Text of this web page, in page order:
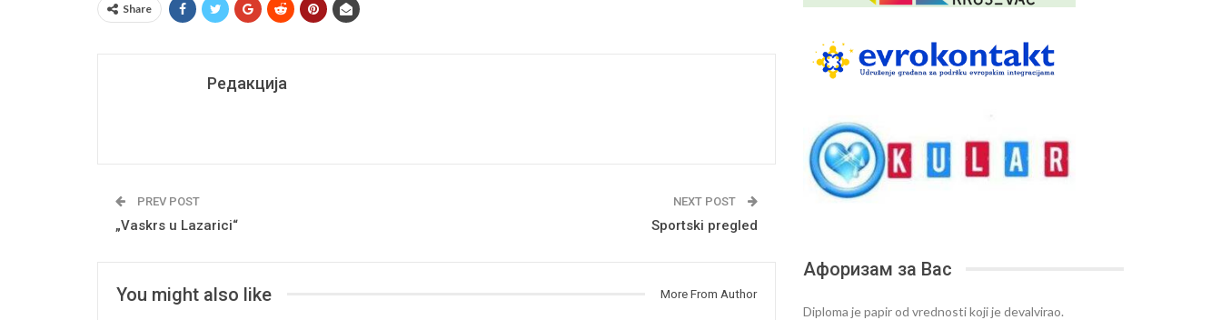
Share
Редакција
PREV POST
„Vaskrs u Lazarici“
NEXT POST
Sportski pregled
You might also like More From Author
Афоризам за Вас
Diploma je papir od vrednosti koji je devalvirao.